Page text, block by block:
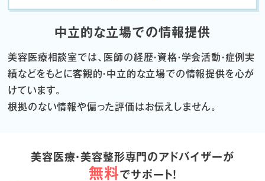
中立的な立場での情報提供
美容医療相談室では、医師の経歴・資格・学会活動・症例実
績などをもとに客観的・中立的な立場での情報提供を心が
けています。
根拠のない情報や偏った評価はお伝えしません。
美容医療・美容整形専門のアドバイザーが
無料でサポート！